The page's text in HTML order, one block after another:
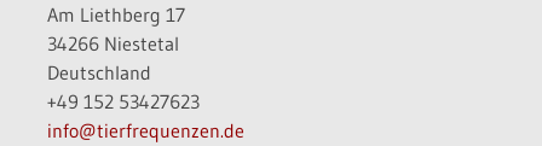
Am Liethberg 17
34266 Niestetal
Deutschland
+49 152 53427623
info@tierfrequenzen.de